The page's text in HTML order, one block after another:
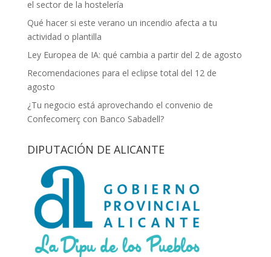
el sector de la hostelería
Qué hacer si este verano un incendio afecta a tu
actividad o plantilla
Ley Europea de IA: qué cambia a partir del 2 de agosto
Recomendaciones para el eclipse total del 12 de
agosto
¿Tu negocio está aprovechando el convenio de
Confecomerç con Banco Sabadell?
DIPUTACIÓN DE ALICANTE